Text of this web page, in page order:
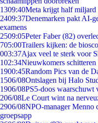
1309:40Meta krijgt half miljard
2409:37Denemarken pakt AI-
examens
2509:05Peter Faber (82)
705:00Trailers kijken: de
003:37Ajax veel te sterk voor
102:34Nieuwkomers
1900:45Random Pics van de
1506/08Ontslagen bij Halo
1906/08PS5-doos waarschuwt
206/08Le Court wint na
2906/08NPO-manager Menno
groepsapp